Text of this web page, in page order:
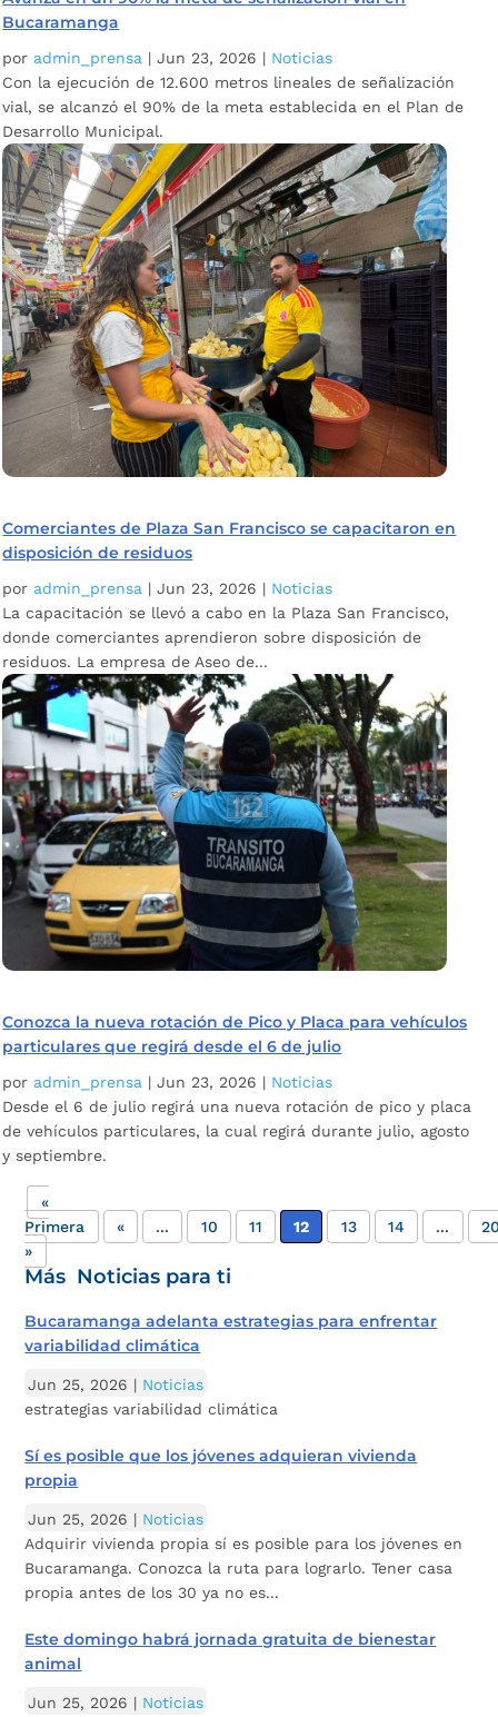
Bucaramanga
por admin_prensa |Jun 23, 2026 | Noticias
Con la ejecución de 12.600 metros lineales de señalización
vial, se alcanzó el 90% de la meta establecida en el Plan de
Desarrollo Municipal.
Comerciantes de Plaza San Francisco se capacitaron en
disposición de residuos
por admin_prensa |Jun 23, 2026 | Noticias
La capacitación se llevó a cabo en la Plaza San Francisco,
donde comerciantes aprendieron sobre disposición de
residuos. La empresa de Aseo de...
Conozca la nueva rotación de Pico y Placa para vehículos
particulares que regirá desde el 6 de julio
por admin_prensa |Jun 23, 2026 | Noticias
Desde el 6 de julio regirá una nueva rotación de pico y placa
de vehículos particulares, la cual regirá durante julio, agosto
y septiembre.
«
Primera
« ... 10 11 12 13 14 ...
»
Más Noticias para ti
Bucaramanga adelanta estrategias para enfrentar
variabilidad climática
Jun 25, 2026 | Noticias
estrategias variabilidad climática
Sí es posible que los jóvenes adquieran vivienda
propia
Jun 25, 2026 | Noticias
Adquirir vivienda propia sí es posible para los jóvenes en
Bucaramanga. Conozca la ruta para lograrlo. Tener casa
propia antes de los 30 ya no es...
Este domingo habrá jornada gratuita de bienestar
animal
Jun 25, 2026 | Noticias